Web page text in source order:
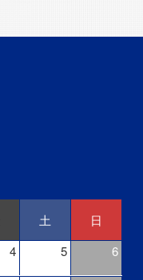
土
日
4 5 6